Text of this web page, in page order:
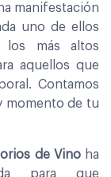
manifestación
uno de ellos
los más altos
aquellos que
Contamos
momento de tu
de Vinoha
para que